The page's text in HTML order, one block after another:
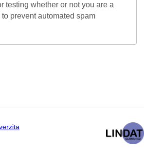
testing whether or not you are a
prevent automated spam